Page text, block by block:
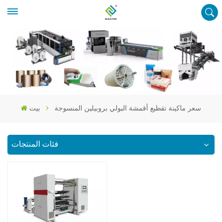
بيت سعر ماكينة تقطيع أقمشة البولي بروبيلين المنسوجة
فئات المنتجات